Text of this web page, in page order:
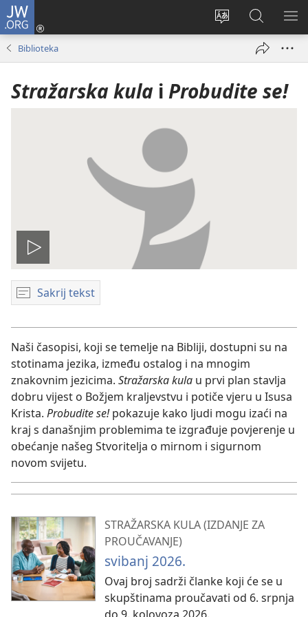
JW.ORG
Promijeni
Prijava
(otvara
JW.ORG
|
Pretraga
Biblioteka
Stražarska kula i Probudite se!
Pokreni
video
Sakrij tekst
Naši časopisi, koji se temelje na Bibliji, dostupni su na
stotinama jezika, između ostalog i na mnogim
znakovnim jezicima. Stražarska kula u prvi plan stavlja
dobru vijest o Božjem kraljevstvu i potiče vjeru u Isusa
Krista. Probudite se!pokazuje kako ljudi mogu izaći na
kraj s današnjim problemima te izgrađuje povjerenje u
obećanje našeg Stvoritelja o mirnom i sigurnom
novom svijetu.
STRAŽARSKA KULA (IZDANJE ZA
PROUČAVANJE)
svibanj 2026.
Ovaj broj sadrži članke koji će se u
skupštinama proučavati od 6. srpnja